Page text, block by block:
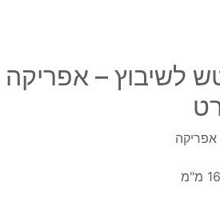
לשיבוץ – אפריקה
אפריקה